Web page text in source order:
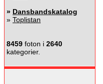
» Dansbandskatalog
» Toplistan
8459 foton i 2640
kategorier.